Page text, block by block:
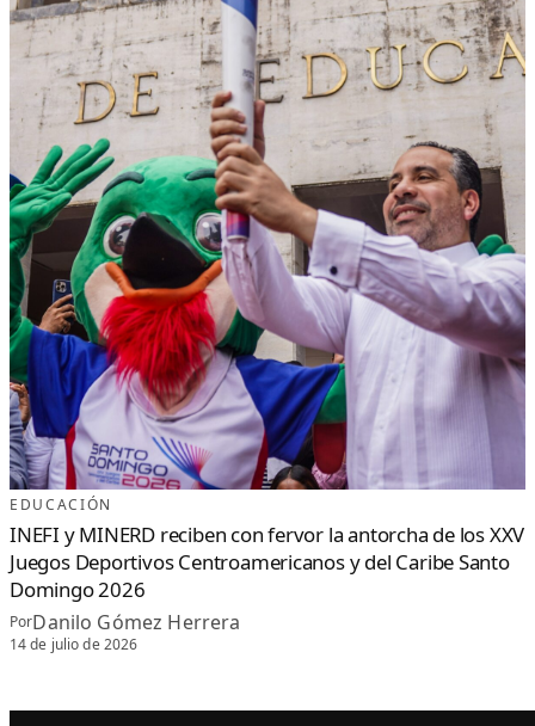
EDUCACIÓN
INEFI y MINERD reciben con fervor la antorcha de los XXV
Juegos Deportivos Centroamericanos y del Caribe Santo
Domingo 2026
PorDanilo Gómez Herrera
14 de julio de 2026